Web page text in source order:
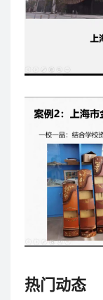
热门动态